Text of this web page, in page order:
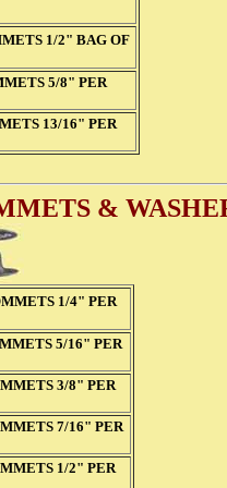
1/2" BAG OF
5/8" PER
13/16" PER
&
1/4" PER
5/16" PER
3/8" PER
7/16" PER
1/2" PER